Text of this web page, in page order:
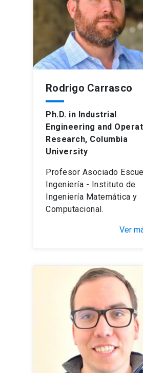
Rodrigo Carrasco
Ph.D. in Industrial
Engineering and
Research, Columbia
University
Profesor Asociado
Ingeniería - Instituto de
Ingeniería Matemática y
Computacional.
Ver